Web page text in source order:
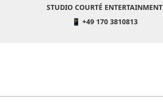
STUDIO COURTÉ ENTERTAINMENT
📱 +49 170 3810813